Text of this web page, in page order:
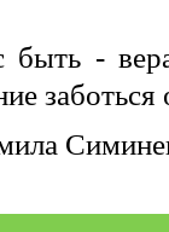
-
заботься